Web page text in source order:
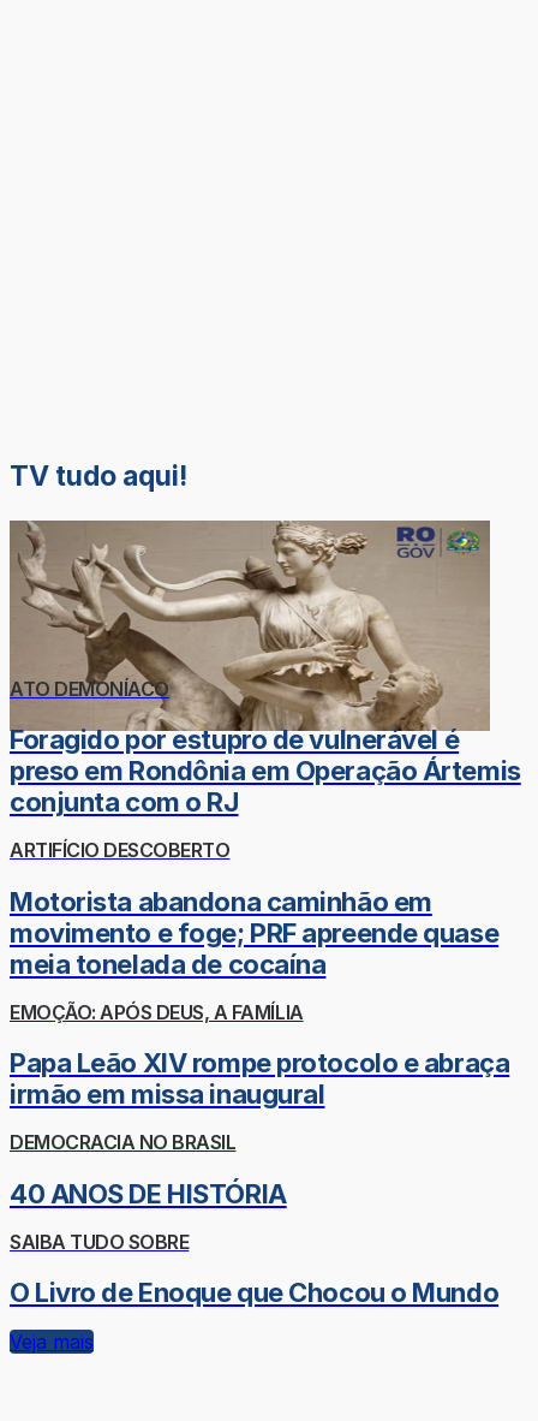
TV tudo aqui!
ATO DEMONÍACO
Foragido por estupro de vulnerável é
preso em Rondônia em Operação Ártemis
conjunta com o RJ
ARTIFÍCIO DESCOBERTO
Motorista abandona caminhão em
movimento e foge; PRF apreende quase
meia tonelada de cocaína
EMOÇÃO: APÓS DEUS, A FAMÍLIA
Papa Leão XIV rompe protocolo e abraça
irmão em missa inaugural
DEMOCRACIA NO BRASIL
40 ANOS DE HISTÓRIA
SAIBA TUDO SOBRE
O Livro de Enoque que Chocou o Mundo
Veja mais